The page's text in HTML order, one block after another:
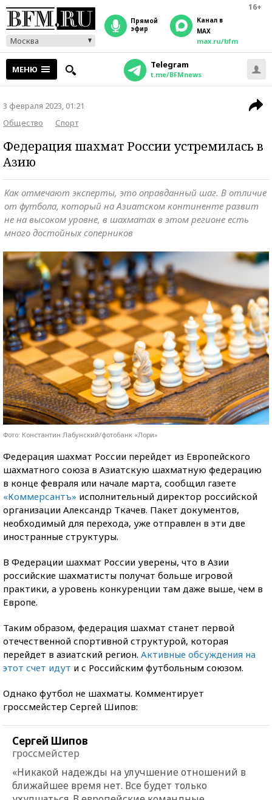
16+
Москва
прямой
эфир
Канал в
MAX
max.ru/bfm
МЕНЮ Telegram
t.me/BFMnews
3 февраля 2023, 01:21
Общество
Спорт
Федерация шахмат России устремилась в
Азию
Как отмечают эксперты, это оправданный шаг. В отличие
от футбола, который на Азиатском континенте развит
не на высоком уровне, в шахматах в этом регионе есть
много достойных соперников
Фото: Константин Лабунский/фотобанк «Лори»
Федерация шахмат России перейдет из Европейского
шахматного союза в Азиатскую шахматную федерацию
в конце февраля или начале марта, сообщил газете
«Коммерсантъ» исполнительный директор российской
организации Александр Ткачев. Пакет документов,
необходимый для перехода, уже отправлен в эти две
иностранные структуры.
В Федерации шахмат России уверены, что в Азии
российские шахматисты получат больше игровой
практики, а уровень конкуренции там даже выше, чем в
Европе.
Таким образом, федерация шахмат станет первой
отечественной спортивной структурой, которая
перейдет в азиатский регион. Активные обсуждения на
этот счет идут и с Российским футбольным союзом.
Однако футбол не шахматы. Комментирует
гроссмейстер Сергей Шипов:
Сергей Шипов
гроссмейстер
«Никакой надежды на улучшение отношений в
ближайшее время нет. Все будет только